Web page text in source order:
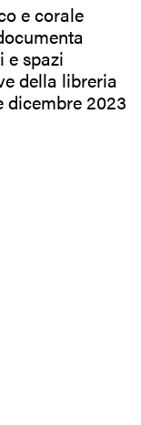
e corale
e spazi
della libreria
dicembre 2023